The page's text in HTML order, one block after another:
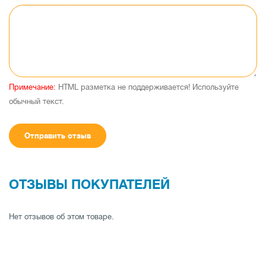
Примечание: HTML разметка не поддерживается! Используйте
обычный текст.
Отправить отзыв
ОТЗЫВЫ ПОКУПАТЕЛЕЙ
Нет отзывов об этом товаре.